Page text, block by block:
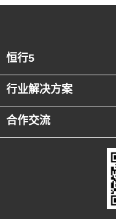
恒行5
行业解决方案
合作交流